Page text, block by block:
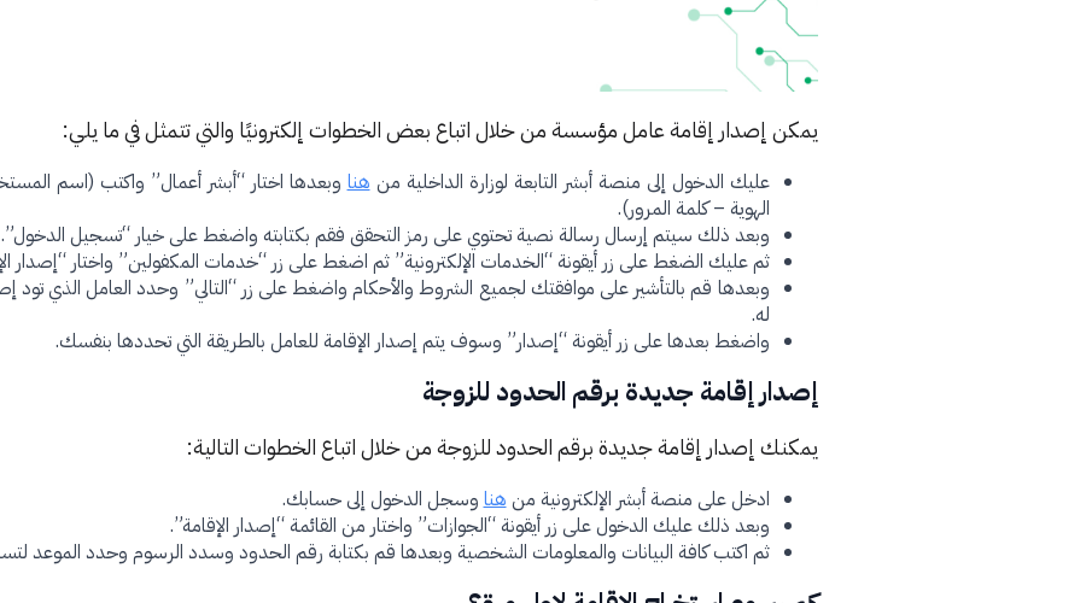
يمكن إصدار إقامة عامل مؤسسة من خلال اتباع بعض الخطوات إلكترونيًا والتي تتمثل في ما يلي:
عليك الدخول إلى منصة أبشر التابعة لوزارة الداخلية من هنا وبعدها اختار “أبشر أعمال” واكتب (اسم
الهوية – كلمة المرور).
وبعد ذلك سيتم إرسال رسالة نصية تحتوي على رمز التحقق فقم بكتابته واضغط على خيار “تسجيل الدخول”.
ثم عليك الضغط على زر أيقونة “الخدمات الإلكترونية” ثم اضغط على زر “خدمات المكفولين” واختار “إصدار
وبعدها قم بالتأشير على موافقتك لجميع الشروط والأحكام واضغط على زر “التالي” وحدد العامل الذي تود
له.
واضغط بعدها على زر أيقونة “إصدار” وسوف يتم إصدار الإقامة للعامل بالطريقة التي تحددها بنفسك.
إصدار إقامة جديدة برقم الحدود للزوجة
يمكنك إصدار إقامة جديدة برقم الحدود للزوجة من خلال اتباع الخطوات التالية:
ادخل على منصة أبشر الإلكترونية منهناوسجل الدخول إلى حسابك.
وبعد ذلك عليك الدخول على زر أيقونة “الجوازات” واختار من القائمة “إصدار الإقامة”.
ثم اكتب كافة البيانات والمعلومات الشخصية وبعدها قم بكتابة رقم الحدود وسدد الرسوم وحدد الموعد